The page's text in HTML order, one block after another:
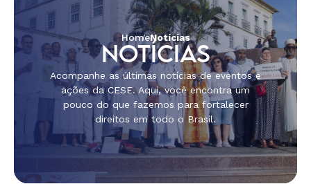
HomeNotícias
NOTÍCIAS
Acompanhe as últimas notícias de eventos e
ações da CESE. Aqui, você encontra um
pouco do que fazemos para fortalecer
direitos em todo o Brasil.